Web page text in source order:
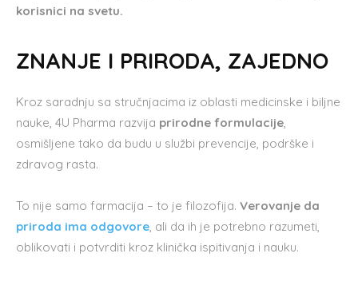
korisnici na svetu.
ZNANJE I PRIRODA, ZAJEDNO
Kroz saradnju sa stručnjacima iz oblasti medicinske i biljne
nauke, 4U Pharma razvija prirodne formulacije,
osmišljene tako da budu u službi prevencije, podrške i
zdravog rasta.
To nije samo farmacija – to je filozofija. Verovanje da
priroda ima odgovore, ali da ih je potrebno razumeti,
oblikovati i potvrditi kroz klinička ispitivanja i nauku.